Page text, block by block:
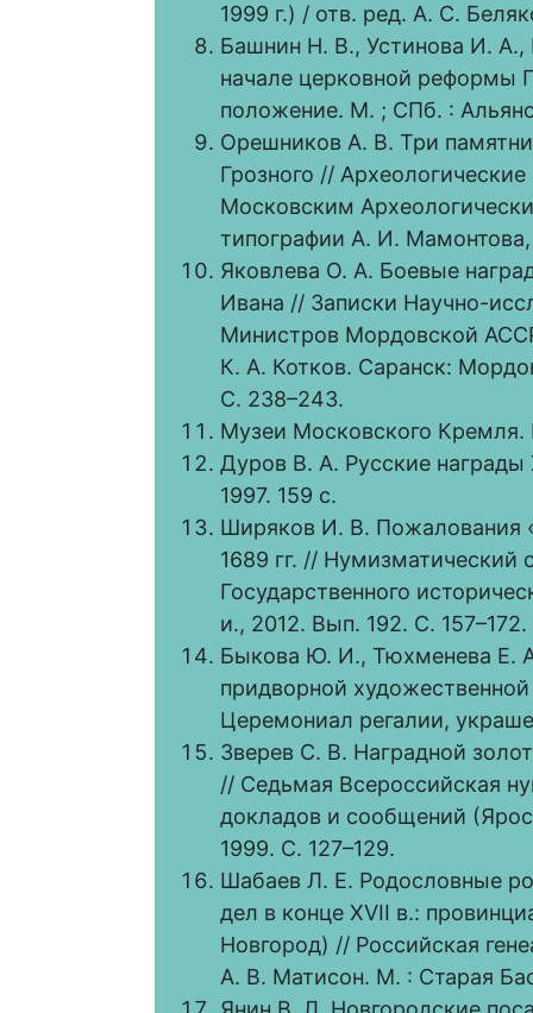
1999 г.) / отв. ред. А. С.
Башнин Н. В., Устинова И.
начале церковной реформы
положение. М. ; СПб. :
Орешников А. В. Три
Грозного //
Московским
типографии А. И.
Яковлева О. А. Боевые
Ивана // Записки Научно-
Министров Мордовской
К. А. Котков. Саранск:
С. 238–243.
Музеи Московского
Дуров В. А. Русские
1997. 159 с.
Ширяков И. В. Пожалования
1689 гг. //
Государственного
и., 2012. Вып. 192. С. 157–172.
Быкова Ю. И., Тюхменева Е.
придворной
Церемониал регалии,
Зверев С. В. Наградной
// Седьмая Всероссийская
докладов и сообщений
1999. С. 127–129.
Шабаев Л. Е. Родословные
дел в конце XVII в.:
Новгород) // Российская
А. В. Матисон. М. : Старая